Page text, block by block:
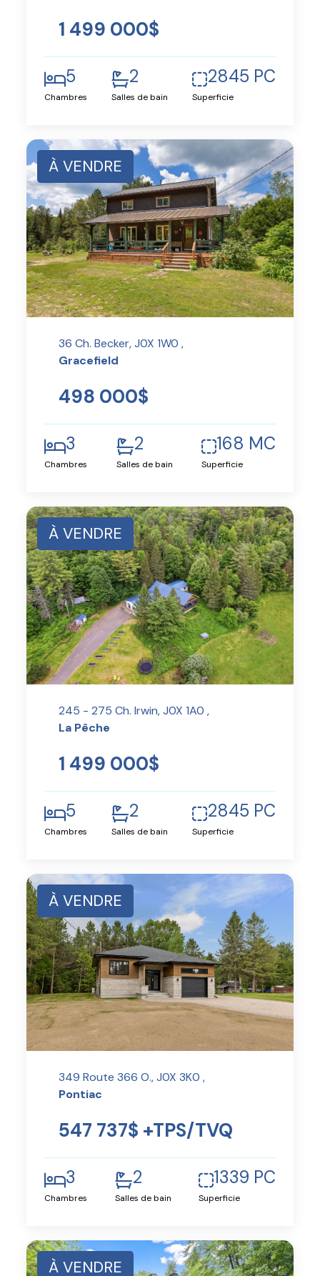
1 499 000$
5
Chambres
2
Salles de bain
2845 PC
Superficie
À VENDRE
36 Ch. Becker, J0X 1W0 ,
Gracefield
498 000$
3
Chambres
2
Salles de bain
168 MC
Superficie
À VENDRE
245 - 275 Ch. Irwin, J0X 1A0 ,
La Pêche
1 499 000$
5
Chambres
2
Salles de bain
2845 PC
Superficie
À VENDRE
349 Route 366 O., J0X 3K0 ,
Pontiac
547 737$ +TPS/TVQ
3
Chambres
2
Salles de bain
1339 PC
Superficie
À VENDRE